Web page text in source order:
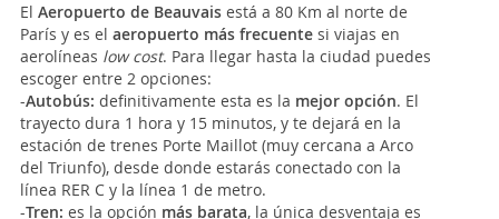
El Aeropuerto de Beauvais está a 80 Km al norte de
París y es el aeropuerto más frecuente si viajas en
aerolíneas low cost. Para llegar hasta la ciudad puedes
escoger entre 2 opciones:
-Autobús: definitivamente esta es la mejor opción. El
trayecto dura 1 hora y 15 minutos, y te dejará en la
estación de trenes Porte Maillot (muy cercana a Arco
del Triunfo), desde donde estarás conectado con la
línea RER C y la línea 1 de metro.
-Tren: es la opción más barata, la única desventaja es